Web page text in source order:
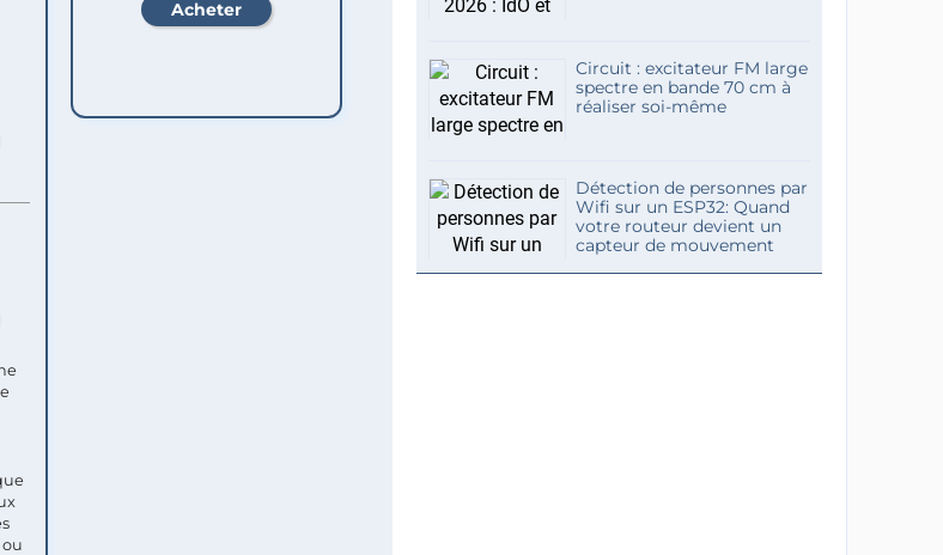
Circuit : excitateur FM large
spectre en bande 70 cm à
réaliser soi-même
Détection de personnes par
Wifi sur un ESP32: Quand
votre routeur devient un
capteur de mouvement